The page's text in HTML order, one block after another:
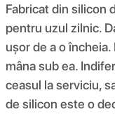
Fabricat din silicon
pentru uzul zilnic.
ușor de a o
mâna sub ea.
ceasul la serviciu,
de silicon este o